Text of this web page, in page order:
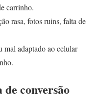
carrinho.
rasa, fotos ruins, falta de
mal adaptado ao celular
conversão